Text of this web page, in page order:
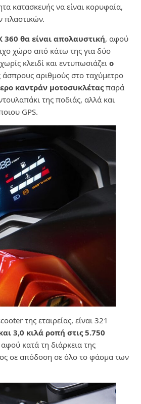
κατασκευής να είναι κορυφαία,
πλαστικών.
θα είναι απολαυστική, αφού
χώρο από κάτω της για δύο
κλειδί και εντυπωσιάζει ο
άσπρους αριθμούς στο ταχύμετρο
καντράν μοτοσυκλέταςπαρά
της ποδιάς, αλλά και
GPS.
της εταιρείας, είναι 321
3,0 κιλά ροπή στις 5.750
κατά τη διάρκεια της
σε απόδοση σε όλο το φάσμα των